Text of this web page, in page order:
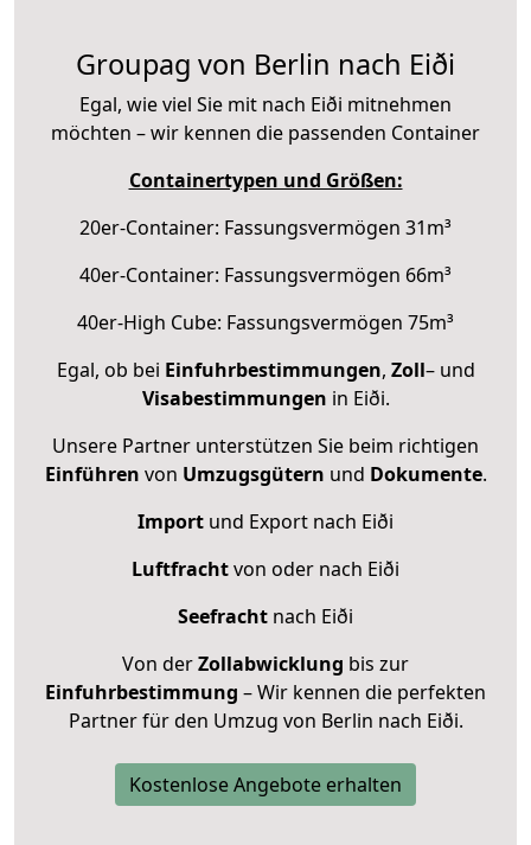
Groupag von Berlin nach Eiði
Egal, wie viel Sie mit nach Eiði mitnehmen
möchten – wir kennen die passenden Container
Containertypen und Größen:
20er-Container: Fassungsvermögen 31m³
40er-Container: Fassungsvermögen 66m³
40er-High Cube: Fassungsvermögen 75m³
Egal, ob bei Einfuhrbestimmungen, Zoll– und
Visabestimmungen in Eiði.
Unsere Partner unterstützen Sie beim richtigen
Einführen von Umzugsgütern und Dokumente.
Import und Export nach Eiði
Luftfrachtvon oder nach Eiði
Seefracht nach Eiði
Von derZollabwicklung bis zur
Einfuhrbestimmung – Wir kennen die perfekten
Partner für den Umzug von Berlin nach Eiði.
Kostenlose Angebote erhalten